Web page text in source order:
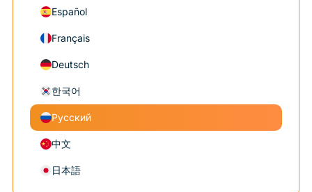
Español
Français
Deutsch
한국어
Русский
中文
日本語